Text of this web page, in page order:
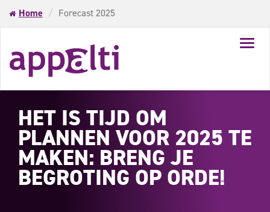
Home Forecast 2025
HET IS TIJD OM
PLANNEN VOOR 2025 TE
MAKEN: BRENG JE
BEGROTING OP ORDE!